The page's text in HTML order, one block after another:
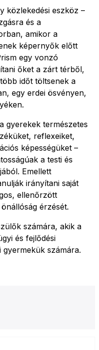
közlekedési eszköz –
és a
amikor a
képernyők előtt
egy vonzó
őket a zárt térből,
időt töltsenek a
egy erdei ösvényen,
gyerekek természetes
reflexeiket,
képességüket –
a testi és
Emellett
irányítani saját
ellenőrzött
érzését.
számára, akik a
és fejlődési
számára.